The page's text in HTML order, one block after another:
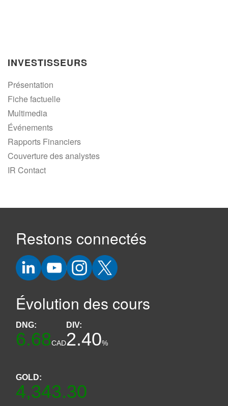
INVESTISSEURS
Présentation
Fiche factuelle
Multimedia
Événements
Rapports Financiers
Couverture des analystes
IR Contact
Restons connectés
Évolution des cours
DNG:
6.68CAD
DIV:
2.40%
GOLD:
4,343.30